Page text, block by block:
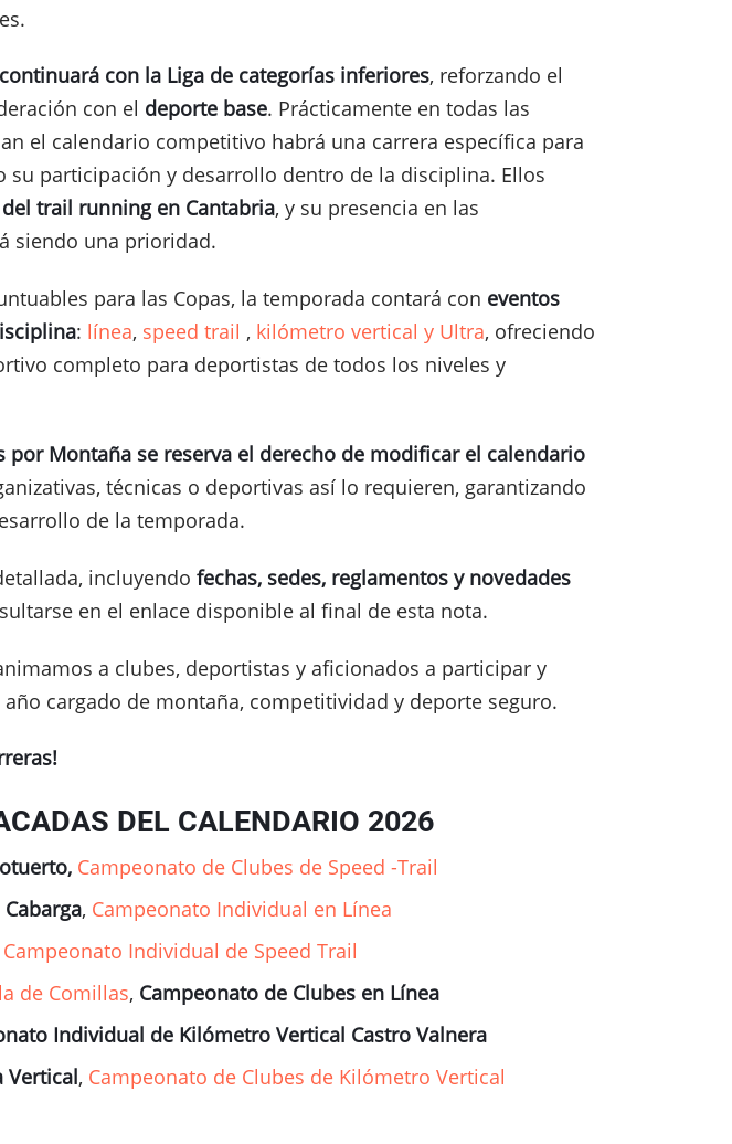
continuará con la Liga de categorías inferiores, reforzando el
con el deporte base. Prácticamente en todas las
el calendario competitivo habrá una carrera específica para
su participación y desarrollo dentro de la disciplina. Ellos
trail running en Cantabria, y su presencia en las
siendo una prioridad.
para las Copas, la temporada contará con eventos
: línea, speed trail , kilómetro vertical y Ultra, ofreciendo
completo para deportistas de todos los niveles y
por Montaña se reserva el derecho de modificar el calendario
técnicas o deportivas así lo requieren, garantizando
de la temporada.
incluyendo fechas, sedes, reglamentos y novedades
en el enlace disponible al final de esta nota.
a clubes, deportistas y aficionados a participar y
cargado de montaña, competitividad y deporte seguro.
DEL CALENDARIO 2026
Campeonato de Clubes de Speed -Trail
, Campeonato Individual en Línea
Campeonato Individual de Speed Trail
de Comillas, Campeonato de Clubes en Línea
Individual de Kilómetro Vertical Castro Valnera
Vertical, Campeonato de Clubes de Kilómetro Vertical